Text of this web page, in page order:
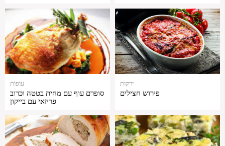
עוֹפוֹת
סופרם עוף עם מחית בטטה וכרוב
פריזאי עם בייקון
ירקות
פירוש חצילים